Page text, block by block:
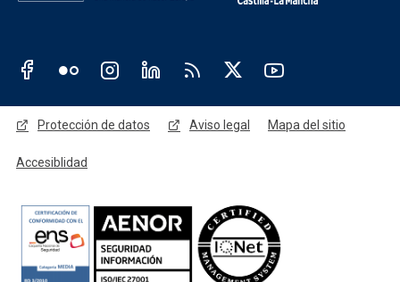
Redes sociales JCCM
Menú legal
Protección de datos Aviso legal Mapa del sitio
Accesiblidad